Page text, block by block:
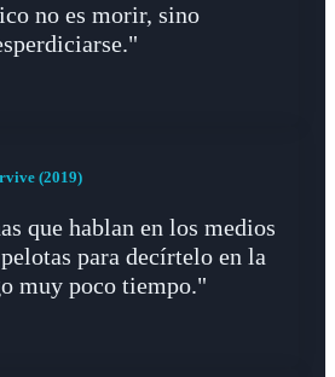
no es morir, sino
(2019)
que hablan en los medios
para decírtelo en la
muy poco tiempo."